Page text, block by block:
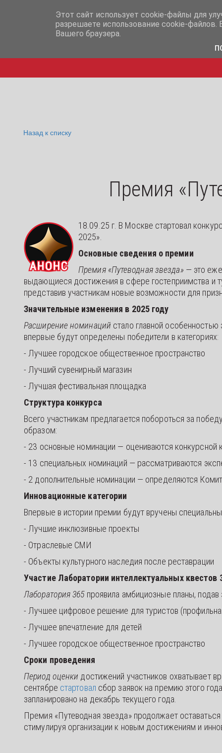
info@iq365.ru +7-
Назад к списку
Премия
18.09.25 г. В Москве стартовал
2025».
Основные сведения о премии
Премия «Путеводная звезда» — это
выдающиеся достижения в сфере гостеприимства и
представив участникам новые возможности для
Значительные изменения в 2025 году
Расширение номинаций стало главной
впервые будут определены победители в категориях:
- Лучшее городское общественное пространство
- Лучший сувенирный магазин
- Лучшая фестивальная площадка
Структура конкурса
Всего участникам предлагается побороться за
образом:
- 23 основные номинации — оцениваются
- 13 специальных номинаций — рассматриваются
- 2 дополнительные номинации — определяются
Инновационные категории
Впервые в истории премии будут вручены
- Лучшие инклюзивные проекты
- Отраслевые СМИ
- Объекты культурного наследия после реставрации
Участие Лаборатории интеллектуальных квестов
Лаборатория 365проявила амбициозные планы, подав
- Лучшее цифровое решение для туристов
- Лучшее впечатление для детей
- Лучшее городское общественное пространство
Сроки проведения
Период оценки достижений участников охватывает
сентябре стартовал сбор заявок на премию этого
запланировано на декабрь текущего года.
Премия «Путеводная звезда» продолжает
стимулируя организации к новым достижениям и
Этот сайт использует cookie-файлы для
разрешаете использование cookie-
Вашего браузера.